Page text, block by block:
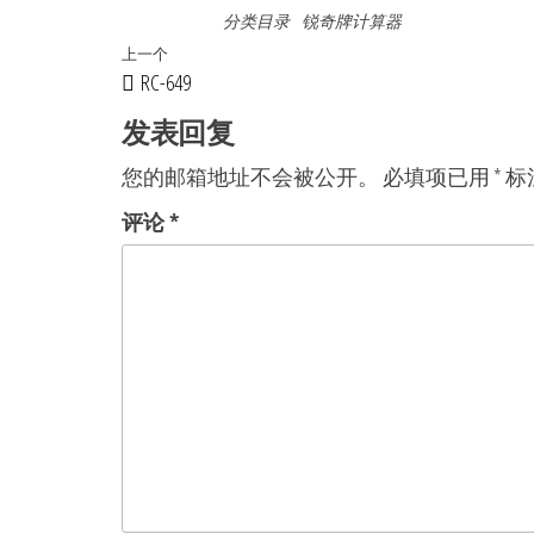
分类目录 锐奇牌计算器
文
章
导
航
上
一
篇
章
上一个
RC-649
发表回复
您的邮箱地址不会被公开。 必填项已用 *标
评论*